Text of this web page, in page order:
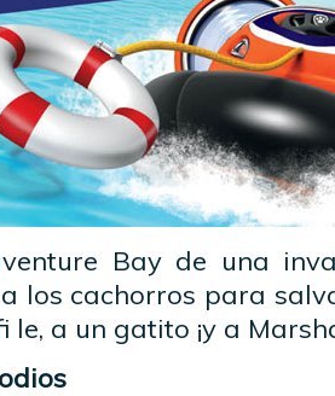
Bay de una
los cachorros para
le, a un gatito ¡y a